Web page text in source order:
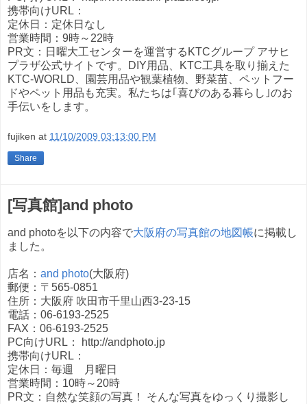
携帯向けURL：
定休日：定休日なし
営業時間：9時～22時
PR文：日曜大工センターを運営するKTCグループ アサヒ
プラザ公式サイトです。DIY用品、KTC工具を取り揃えた
KTC-WORLD、園芸用品や観葉植物、野菜苗、ペットフー
ドやペット用品も充実。私たちは｢喜びのある暮らし｣のお
手伝いをします。
fujiken at 11/10/2009 03:13:00 PM
Share
[写真館]and photo
and photoを以下の内容で大阪府の写真館の地図帳に掲載し
ました。
店名： and photo(大阪府)
郵便：〒565-0851
住所：大阪府 吹田市千里山西3-23-15
電話：06-6193-2525
FAX：06-6193-2525
PC向けURL： http://andphoto.jp
携帯向けURL：
定休日：毎週 月曜日
営業時間：10時～20時
PR文：自然な笑顔の写真！ そんな写真をゆっくり撮影し